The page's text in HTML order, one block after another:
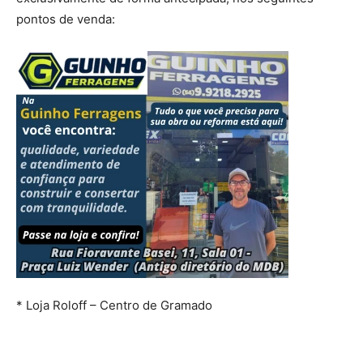
pontos de venda:
* Loja Roloff – Centro de Gramado